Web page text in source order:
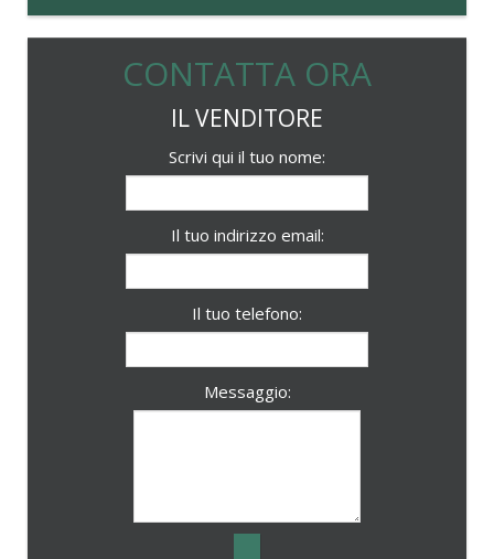
CONTATTA ORA
IL VENDITORE
Scrivi qui il tuo nome:
Il tuo indirizzo email:
Il tuo telefono:
Messaggio: